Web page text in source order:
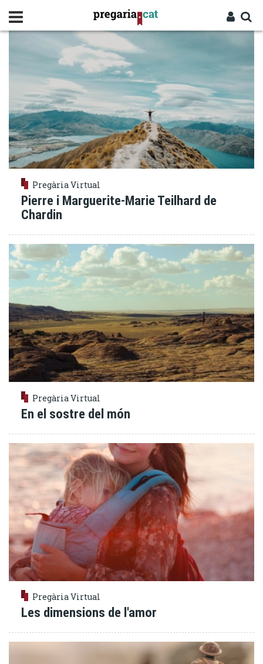
contingut
Cercador
CHARDIN
Pregària Virtual
Pierre i Marguerite-Marie Teilhard de
Chardin
Pregària Virtual
En el sostre del món
Pregària Virtual
Les dimensions de l'amor